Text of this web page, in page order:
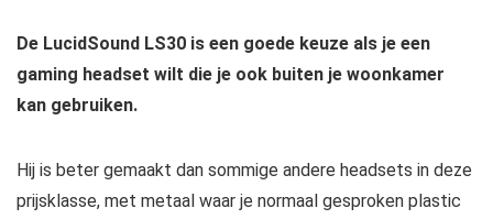
De LucidSound LS30 is een goede keuze als je een
gaming headset wilt die je ook buiten je woonkamer
kan gebruiken.
Hij is beter gemaakt dan sommige andere headsets in deze
prijsklasse, met metaal waar je normaal gesproken plastic